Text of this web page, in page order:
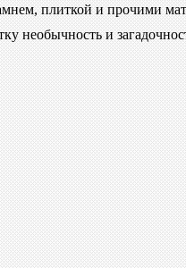
плиткой и прочими
необычность и